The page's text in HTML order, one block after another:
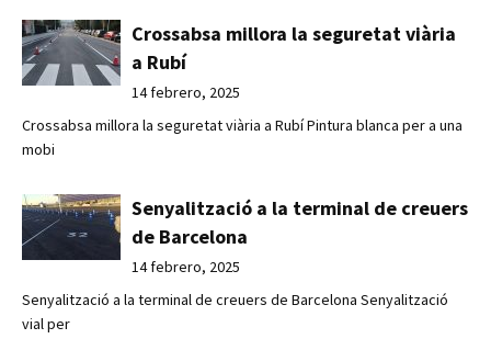
Crossabsa millora la seguretat viària
a Rubí
14 febrero, 2025
Crossabsa millora la seguretat viària a Rubí Pintura blanca per a una
mobi
Senyalització a la terminal de creuers
de Barcelona
14 febrero, 2025
Senyalització a la terminal de creuers de Barcelona Senyalització
vial per